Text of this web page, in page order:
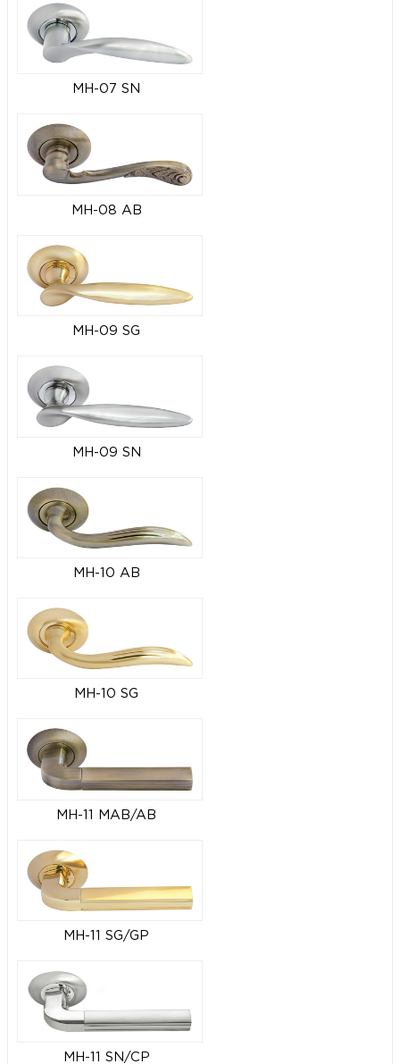
MH-07 SN
MH-08 AB
MH-09 SG
MH-09 SN
MH-10 AB
MH-10 SG
MH-11 MAB/AB
MH-11 SG/GP
MH-11 SN/CP